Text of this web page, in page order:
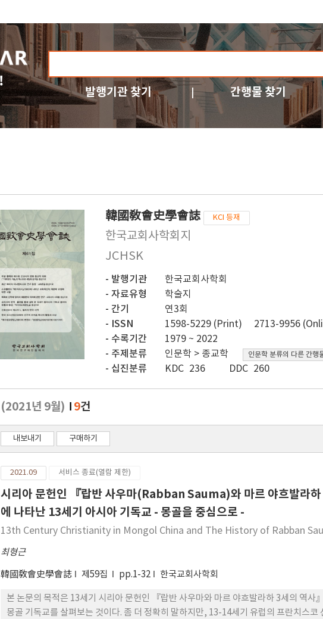
발행기관 찾기 간행물 찾기
韓國敎會史學會誌 KCI 등재
한국교회사학회지
JCHSK
발행기관
한국교회사학회
자료유형
학술지
간기
연3회
ISSN
1598-5229 (Print)
2713-9956
수록기간
1979 ~ 2022
주제분류
인문학 > 종교학 인문학 분류의 다른 간행
십진분류 KDC 236 DDC 260
(2021년 9월) 9건
내보내기 구매하기
2021.09 서비스 종료(열람 제한)
시리아 문헌인 『랍반 사우마(Rabban Sauma)와 마르 야흐발라
에 나타난 13세기 아시아 기독교 - 몽골을 중심으로 -
13th Century Christianity in Mongol China and The History of Rabban
최형근
韓國敎會史學會誌 제59집 pp.1-32 한국교회사학회
본 논문의 목적은 13세기 시리아 문헌인 『랍반 사우마와 마르 야흐발라하 3세의 역사
몽골 기독교를 살펴보는 것이다. 좀 더 정확히 말하지만, 13-14세기 유럽의 프란치스